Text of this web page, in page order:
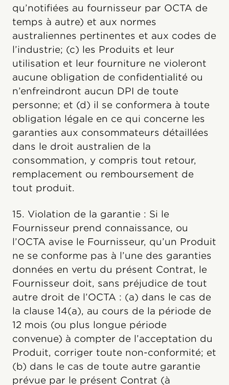
qu’notifiées au fournisseur par OCTA de
temps à autre) et aux normes
australiennes pertinentes et aux codes de
l’industrie; (c) les Produits et leur
utilisation et leur fourniture ne violeront
aucune obligation de confidentialité ou
n’enfreindront aucun DPI de toute
personne; et (d) il se conformera à toute
obligation légale en ce qui concerne les
garanties aux consommateurs détaillées
dans le droit australien de la
consommation, y compris tout retour,
remplacement ou remboursement de
tout produit.
15. Violation de la garantie : Si le
Fournisseur prend connaissance, ou
l’OCTA avise le Fournisseur, qu’un Produit
ne se conforme pas à l’une des garanties
données en vertu du présent Contrat, le
Fournisseur doit, sans préjudice de tout
autre droit de l’OCTA : (a) dans le cas de
la clause 14(a), au cours de la période de
12 mois (ou plus longue période
convenue) à compter de l’acceptation du
Produit, corriger toute non-conformité; et
(b) dans le cas de toute autre garantie
prévue par le présent Contrat (à